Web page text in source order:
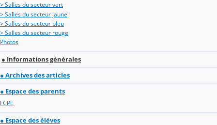
> Salles du secteur vert
> Salles du secteur jaune
> Salles du secteur bleu
> Salles du secteur rouge
Photos
● Informations générales
● Archives des articles
● Espace des parents
FCPE
● Espace des élèves